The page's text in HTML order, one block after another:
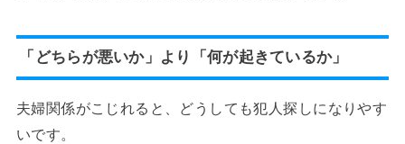
「どちらが悪いか」より「何が起きているか」
夫婦関係がこじれると、どうしても犯人探しになりやす
いです。